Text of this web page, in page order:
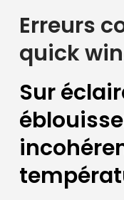
Erreurs
quick
Sur